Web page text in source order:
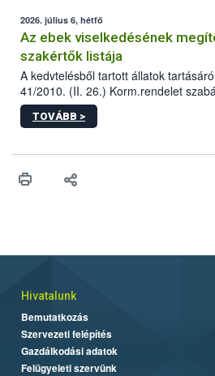
2026. július 6, hétfő
Az ebek viselkedésének
szakértők listája
A kedvtelésből tartott állatok
41/2010. (II. 26.) Korm.rendelet
sérülés, illetve ennek veszélye
hatósági feladatokat, valamint a
vonni az ebek viselkedésének
TOVÁBB >
Hivatalunk
Bemutatkozás
Szervezeti felépítés
Gazdálkodási adatok
Felügyeleti szervünk